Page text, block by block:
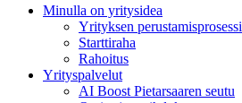
Minulla on yritysidea
Yrityksen perustamisprosessi
Starttiraha
Rahoitus
Yrityspalvelut
AI Boost Pietarsaaren seutu